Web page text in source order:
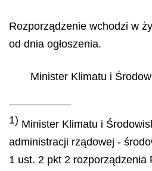
Rozporządzenie wchodzi w
od dnia ogłoszenia.
Minister Klimatu i
1) Minister Klimatu i
administracji rządowej -
1 ust. 2 pkt 2 rozporządzenia